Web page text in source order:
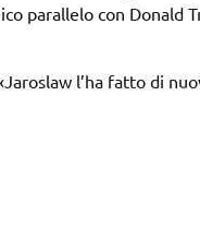
parallelo con Donald
l’ha fatto di